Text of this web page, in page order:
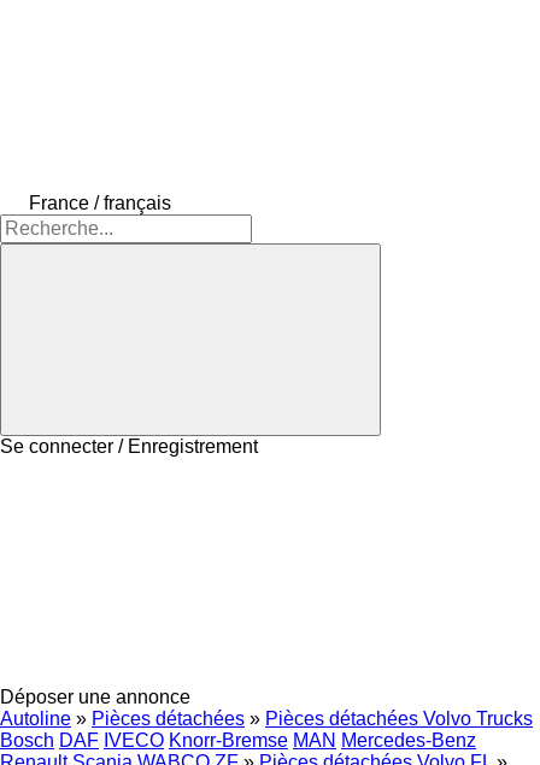
France / français
Se connecter / Enregistrement
Déposer une annonce
Autoline » Pièces détachées » Pièces détachées Volvo Trucks
Bosch DAF IVECO Knorr-Bremse MAN Mercedes-Benz